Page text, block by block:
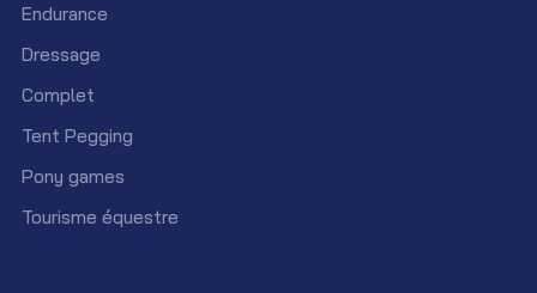
Endurance
Dressage
Complet
Tent Pegging
Pony games
Tourisme équestre